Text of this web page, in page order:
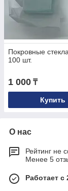
Покровные
100 шт.
1 000 ₸
Купить
О нас
Рейтинг не
Менее 5
Работает с